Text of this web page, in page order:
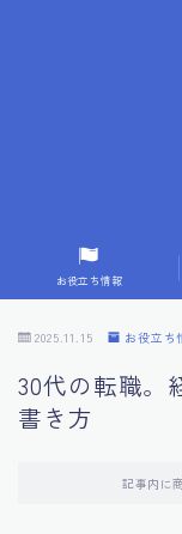
9.転職成功者の
10.面接官に好印
11.キャリアア
お役立ち情報
2025.11.15 お役立ち
30代の転職。
書き方
記事内に